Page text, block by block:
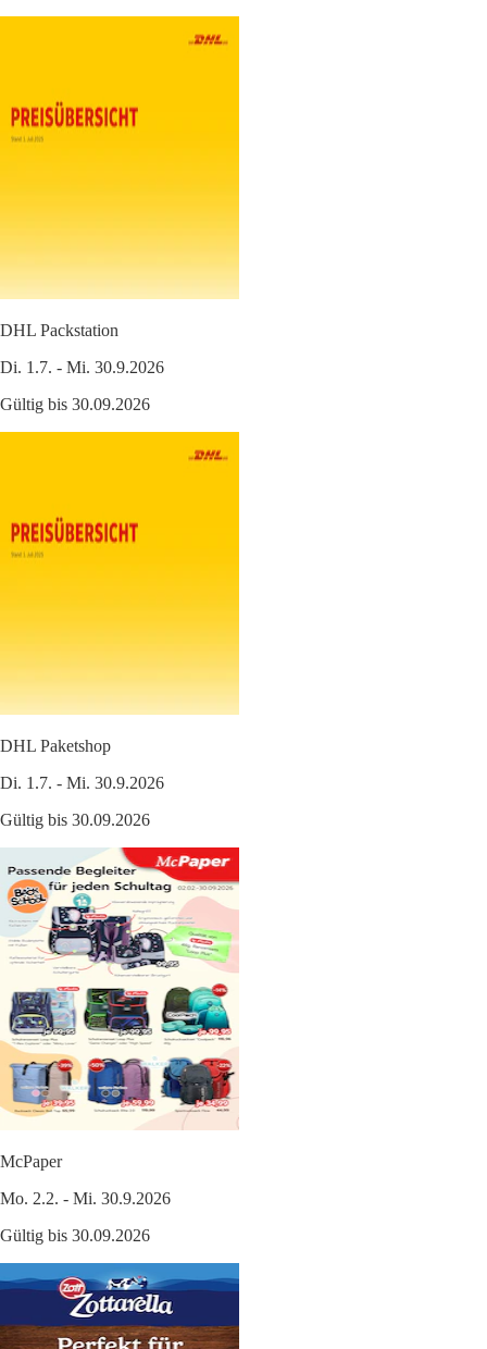
DHL Packstation
Di. 1.7. - Mi. 30.9.2026
Gültig bis 30.09.2026
DHL Paketshop
Di. 1.7. - Mi. 30.9.2026
Gültig bis 30.09.2026
McPaper
Mo. 2.2. - Mi. 30.9.2026
Gültig bis 30.09.2026